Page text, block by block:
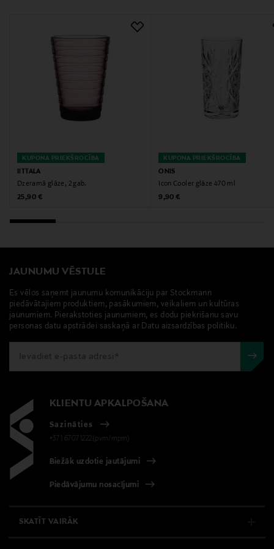
www.stockmann.com/asiakaspalvelu
KUPONA PRIEKŠROCĪBA
IITTALA
Dzeramā glāze, 2 gab.
Original Price
25,90 €
KUPONA PRIEKŠROCĪBA
ONIS
Icon Cooler glāze 470 ml
Original Price
9,90 €
JAUNUMU VĒSTULE
Es vēlos saņemt jaunumu komunikāciju par Stockmann
piedāvātajiem produktiem, pasākumiem, veikaliem un kultūras
jaunumiem. Pierakstoties jaunumiem, es dodu piekrišanu savu
personas datu apstrādei saskaņā ar Datu aizsardzības politiku.
KLIENTU APKALPOŠANA
Sazināties
+371 67071222(pvm/mpm)
Biežāk uzdotie jautājumi
Piedāvājumu nosacījumi
SKATĪT VAIRĀK